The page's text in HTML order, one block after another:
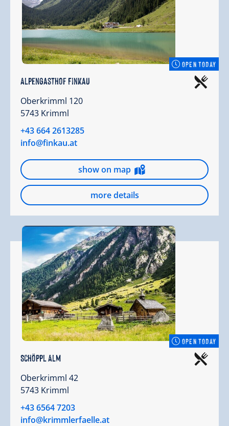
OPEN TODAY
Alpengasthof Finkau
Oberkrimml 120
5743 Krimml
+43 664 2613285
info@finkau.at
show on map
more details
OPEN TODAY
Schöppl Alm
Oberkrimml 42
5743 Krimml
+43 6564 7203
info@krimmlerfaelle.at